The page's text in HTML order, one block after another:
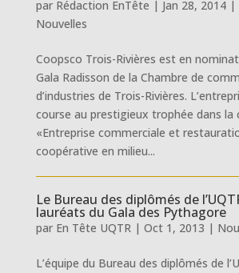
par Rédaction EnTête | Jan 28, 2014|
Nouvelles
Coopsco Trois-Rivières est en
Gala Radisson de la Chambre de
d’industries de Trois-Rivières.
course au prestigieux trophée dans la
«Entreprise commerciale et
coopérative en milieu...
Le Bureau des diplômés de
lauréats du Gala des Pythagore
par En Tête UQTR| Oct 1, 2013 |
L’équipe du Bureau des diplômés de